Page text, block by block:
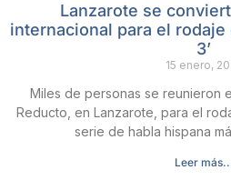
Lanzarote se
internacional para el rodaje
3’
15 enero,
Miles de personas se reunieron
Reducto, en Lanzarote, para el
serie de habla hispana
Leer